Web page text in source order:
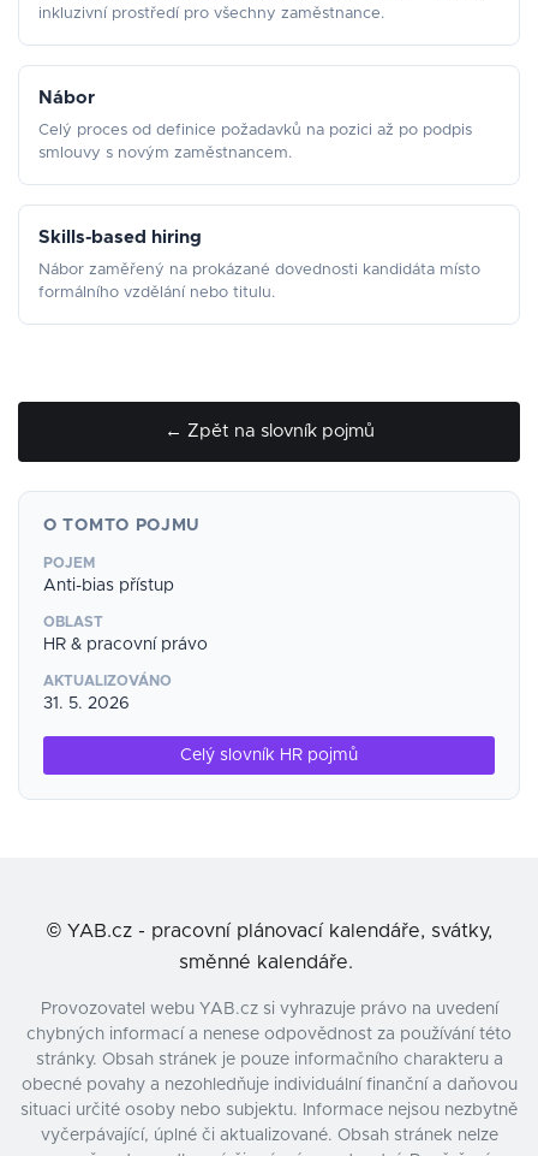
inkluzivní prostředí pro všechny zaměstnance.
Nábor
Celý proces od definice požadavků na pozici až po podpis
smlouvy s novým zaměstnancem.
Skills-based hiring
Nábor zaměřený na prokázané dovednosti kandidáta místo
formálního vzdělání nebo titulu.
← Zpět na slovník pojmů
O TOMTO POJMU
POJEM
Anti-bias přístup
OBLAST
HR & pracovní právo
AKTUALIZOVÁNO
31. 5. 2026
Celý slovník HR pojmů
© YAB.cz - pracovní plánovací kalendáře, svátky,
směnné kalendáře.
Provozovatel webu YAB.cz si vyhrazuje právo na uvedení
chybných informací a nenese odpovědnost za používání této
stránky. Obsah stránek je pouze informačního charakteru a
obecné povahy a nezohledňuje individuální finanční a daňovou
situaci určité osoby nebo subjektu. Informace nejsou nezbytně
vyčerpávající, úplné či aktualizované. Obsah stránek nelze